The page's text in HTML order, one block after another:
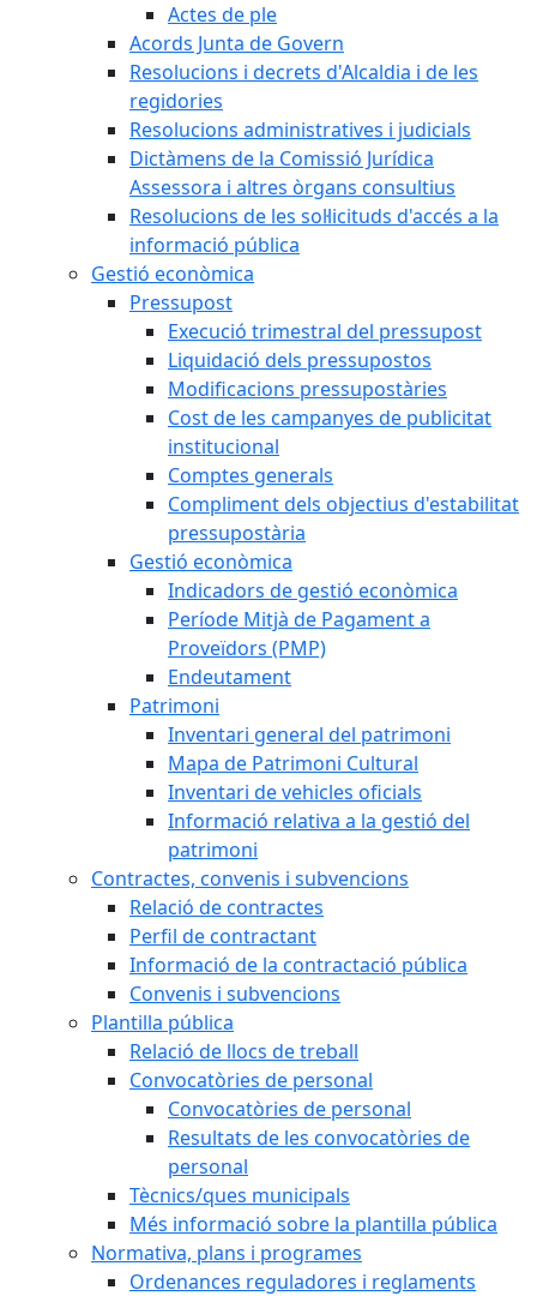
Actes de ple
Acords Junta de Govern
Resolucions i decrets d'Alcaldia i de les
regidories
Resolucions administratives i judicials
Dictàmens de la Comissió Jurídica
Assessora i altres òrgans consultius
Resolucions de les sol·licituds d'accés a la
informació pública
Gestió econòmica
Pressupost
Execució trimestral del pressupost
Liquidació dels pressupostos
Modificacions pressupostàries
Cost de les campanyes de publicitat
institucional
Comptes generals
Compliment dels objectius d'estabilitat
pressupostària
Gestió econòmica
Indicadors de gestió econòmica
Període Mitjà de Pagament a
Proveïdors (PMP)
Endeutament
Patrimoni
Inventari general del patrimoni
Mapa de Patrimoni Cultural
Inventari de vehicles oficials
Informació relativa a la gestió del
patrimoni
Contractes, convenis i subvencions
Relació de contractes
Perfil de contractant
Informació de la contractació pública
Convenis i subvencions
Plantilla pública
Relació de llocs de treball
Convocatòries de personal
Convocatòries de personal
Resultats de les convocatòries de
personal
Tècnics/ques municipals
Més informació sobre la plantilla pública
Normativa, plans i programes
Ordenances reguladores i reglaments